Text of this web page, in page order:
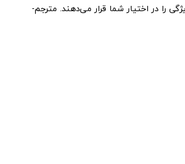
را در اختیار شما قرار می‌دهند. مترجم-